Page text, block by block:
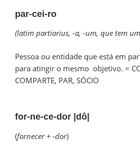
par-cei-ro
(latim partiarius, -a, -um, que tem
Pessoa ou entidade que está em
para atingir o mesmo objetivo. =
COMPARTE, PAR, SÓCIO
for-ne-ce-dor |dô|
(fornecer + -dor)